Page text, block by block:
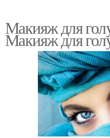
Макияж для
Макияж для